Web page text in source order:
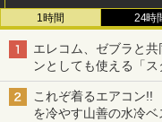
1時間 24時
エレコム、ゼブラと
ンとしても使える「
も、持ち替えずに書き
これぞ着るエアコン!!
を冷やす山善の水冷